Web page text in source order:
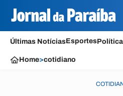
Últimas NotíciasEsportesPolítica
Home>cotidiano